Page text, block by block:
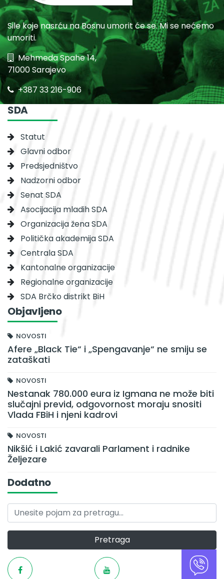
Sile koje nasrću na Bosnu umorit će se. Mi se nećemo
umoriti.
Mehmeda Spahe 14,
71000 Sarajevo
+387 33 216-906
SDA
Statut
Glavni odbor
Predsjedništvo
Nadzorni odbor
Senat SDA
Asocijacija mladih SDA
Organizacija žena SDA
Politička akademija SDA
Centrala SDA
Kantonalne organizacije
Regionalne organizacije
SDA Brčko distrikt BiH
Objavljeno
NOVOSTI
Afere „Black Tie“ i „Spengavanje“ ne smiju se
zataškati
NOVOSTI
Nestanak 780.000 eura iz Igmana ne može biti
slučajni previd, odgovornost moraju snositi
Vlada FBiH i njeni kadrovi
NOVOSTI
Nikšić i Lakić zavarali Parlament i radnike
Željezare
Dodatno
Pretraga